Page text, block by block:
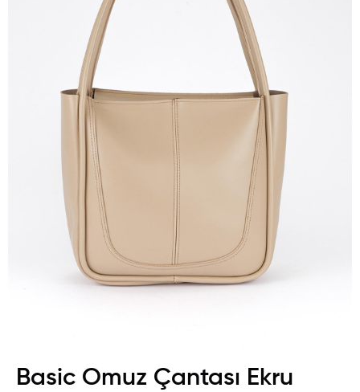
Basic Omuz Çantası Ekru